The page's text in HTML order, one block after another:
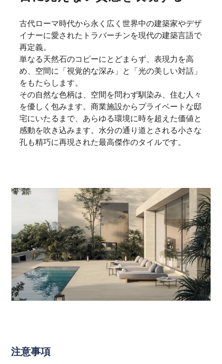
古代ローマ時代から永く広く世界中の建築家やデザ
イナーに愛されたトラバーチンを現代の建築言語で
再定義。
単なる天然石のコピーにとどまらず、表現力を高
め、空間に「視覚的な深み」と「光の美しい対話」
をもたらします。
その自然な色柄は、空間を問わず馴染み、住む人々
を優しく包みます。商業施設からプライベートな邸
宅にいたるまで、あらゆる環境に時を超えた価値と
感動を吹き込みます。水分の通り道とされる小さな
孔も精巧に再現された最高傑作のタイルです。
注意事項